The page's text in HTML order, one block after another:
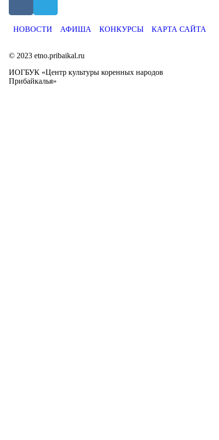
НОВОСТИ АФИША КОНКУРСЫ КАРТА САЙТА
© 2023 etno.pribaikal.ru
ИОГБУК «Центр культуры коренных народов
Прибайкалья»